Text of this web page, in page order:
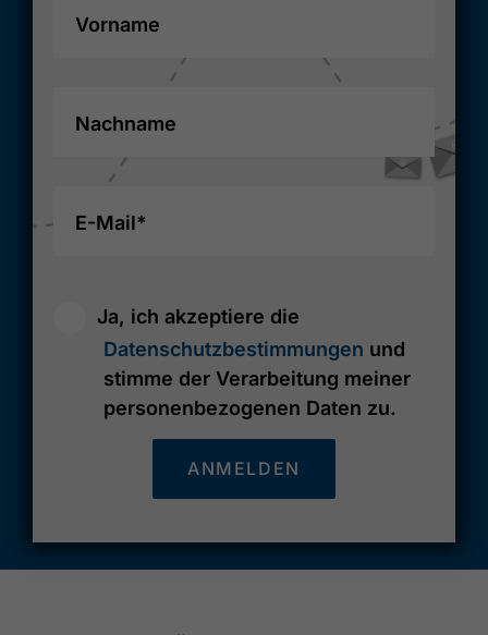
Vorname
Nachname
E-Mail*
Ja, ich akzeptiere die
Datenschutzbestimmungen und
stimme der Verarbeitung meiner
personenbezogenen Daten zu.
ANMELDEN